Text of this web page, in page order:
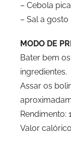
– Cebola
– Sal a gosto
MODO DE
Bater bem
ingredientes.
Assar os
Rendimento:
Valor